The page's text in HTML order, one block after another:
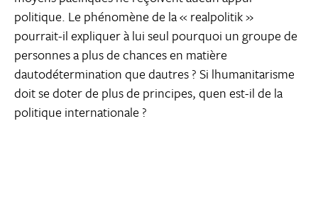
politique. Le phénomène de la « realpolitik »
pourrait-il expliquer à lui seul pourquoi un groupe de
personnes a plus de chances en matière
dautodétermination que dautres ? Si lhumanitarisme
doit se doter de plus de principes, quen est-il de la
politique internationale ?